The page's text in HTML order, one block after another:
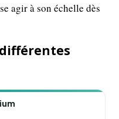
agir à son échelle dès